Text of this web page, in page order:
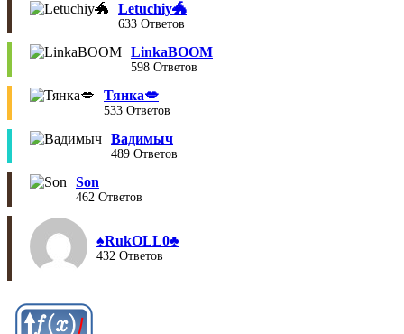
Letuchiy🐲
633 Ответов
LinkaBOOM
598 Ответов
Тянка💋
533 Ответов
Вадимыч
489 Ответов
Son
462 Ответов
♠︎RukOLL0♣︎
432 Ответов